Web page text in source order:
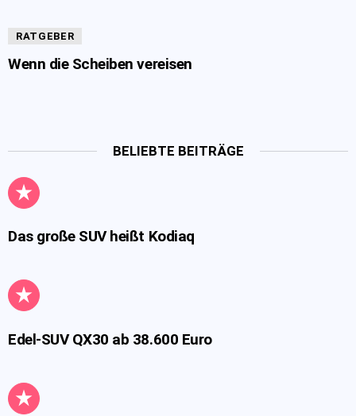
RATGEBER
Wenn die Scheiben vereisen
BELIEBTE BEITRÄGE
Das große SUV heißt Kodiaq
Edel-SUV QX30 ab 38.600 Euro